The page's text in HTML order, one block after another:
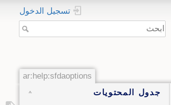
تسجيل الدخول
ar:help:sfdaoptions
جدول المحتويات